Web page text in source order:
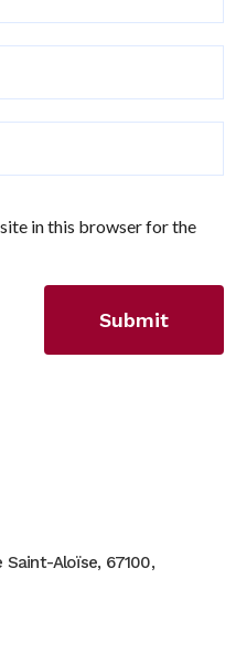
in this browser for the
Saint-Aloïse, 67100,